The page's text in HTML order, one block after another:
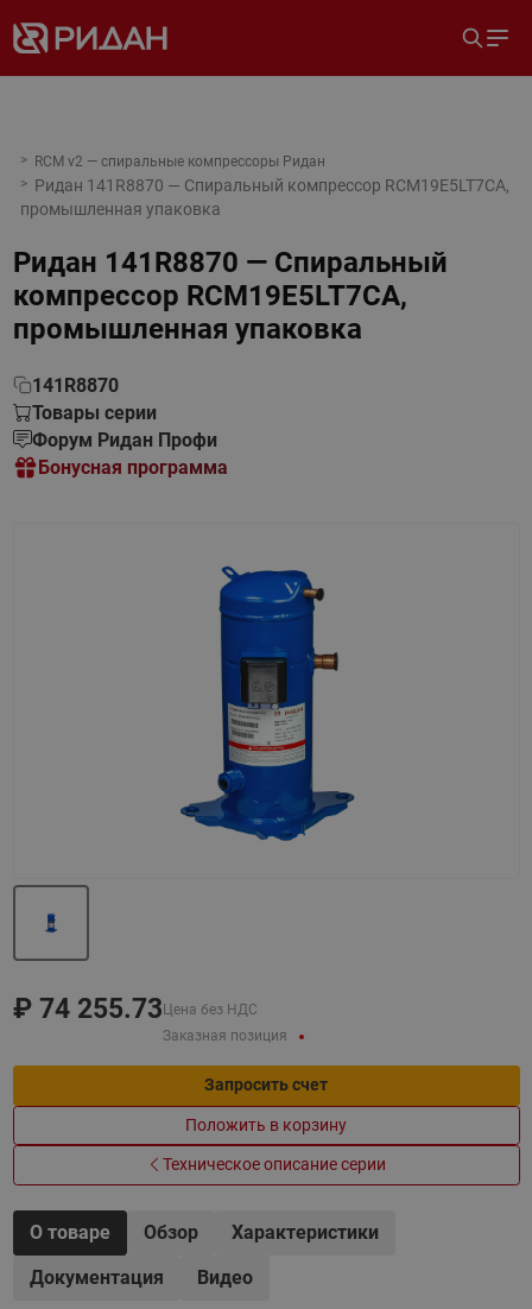
RCM v2 — спиральные компрессоры Ридан
Ридан 141R8870 — Спиральный компрессор RCM19E5LT7CA,
промышленная упаковка
Ридан 141R8870 — Спиральный
компрессор RCM19E5LT7CA,
промышленная упаковка
141R8870
Товары серии
Форум Ридан Профи
Бонусная программа
₽ 74 255.73 Цена без НДС
Заказная позиция
Запросить счет
Положить в корзину
Техническое описание серии
О товаре Обзор
Характеристики
Документация
Видео